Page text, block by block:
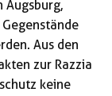
Augsburg,
Aus den
zur Razzia
keine